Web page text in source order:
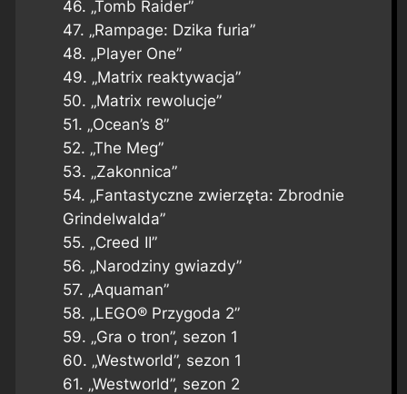
46. „Tomb Raider”
47. „Rampage: Dzika furia”
48. „Player One”
49. „Matrix reaktywacja”
50. „Matrix rewolucje”
51. „Ocean’s 8”
52. „The Meg”
53. „Zakonnica”
54. „Fantastyczne zwierzęta: Zbrodnie
Grindelwalda”
55. „Creed II”
56. „Narodziny gwiazdy”
57. „Aquaman”
58. „LEGO® Przygoda 2”
59. „Gra o tron”, sezon 1
60. „Westworld”, sezon 1
61. „Westworld”, sezon 2